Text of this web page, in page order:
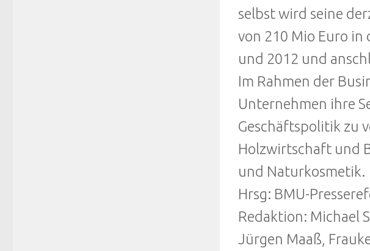
selbst wird seine
von 210 Mio Euro in
und 2012 und
Im Rahmen der
Unternehmen ihre
Geschäftspolitik zu
Holzwirtschaft und
und Naturkosmetik.
Hrsg: BMU-
Redaktion: Michael
Jürgen Maaß,